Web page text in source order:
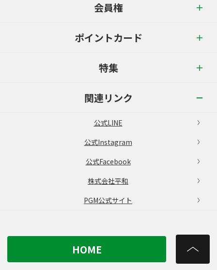
会員権
ポイントカード
特集
関連リンク
公式LINE
公式Instagram
公式Facebook
株式会社平和
PGM公式サイト
HOME